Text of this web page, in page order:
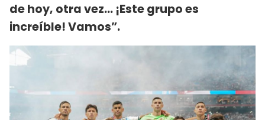
de hoy, otra vez… ¡Este grupo es
increíble! Vamos”.